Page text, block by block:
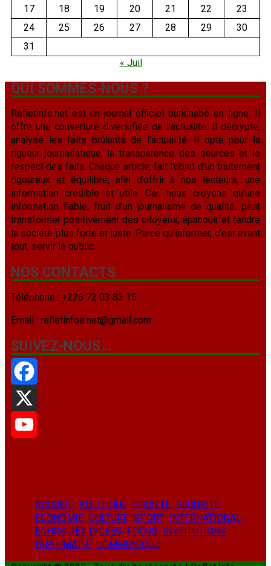
17
18 19 20 21 22
23
24
25 26 27 28 29
30
31
« Juil
QUI SOMMES-NOUS ?
Refletinfo.net est un journal officiel burkinabè en ligne. Il
offre une couverture diversifiée de l'actualité. Il décrypte,
analyse les faits brûlants de l'actualité. Il opte pour la
rigueur journalistique, la transparence des sources et le
respect des faits. Chaque article, fait l’objet d’un traitement
rigoureux et équilibré, afin d’offrir à nos lecteurs, une
information crédible et utile. Car, nous croyons qu’une
information fiable, fruit d’un journalisme de qualité, peut
transformer positivement des citoyens, épanouir et rendre
la société plus forte et juste. Parce qu’informer, c’est avant
tout, servir le public.
NOS CONTACTS
Téléphone : +226 72 03 83 15
Email : refletinfos.net@gmail.com
SUIVEZ-NOUS…
Facebook
X
ACCUEIL POLITIQUE SOCIETE SECURITE
ECONOMIE CULTURE SPORT INTERNATIONAL
ECHOS DES LYCEES FOCUS INSTITUTIONS
DIPLOMATIE COMMUNIQUE